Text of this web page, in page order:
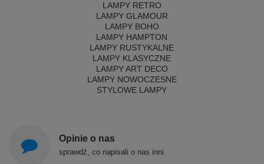
LAMPY RETRO
LAMPY GLAMOUR
LAMPY BOHO
LAMPY HAMPTON
LAMPY RUSTYKALNE
LAMPY KLASYCZNE
LAMPY ART DECO
LAMPY NOWOCZESNE
STYLOWE LAMPY
Opinie o nas
sprawdź, co napisali o nas inni